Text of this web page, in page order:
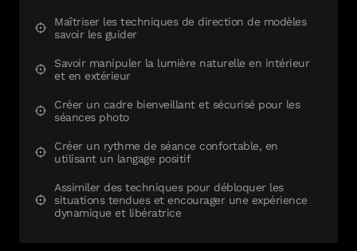
Maîtriser les techniques de direction de modèles
savoir les guider
Savoir manipuler la lumière naturelle en intérieur
et en extérieur
Créer un cadre bienveillant et sécurisé pour les
séances photo
Créer un rythme de séance confortable, en
utilisant un langage positif
Assimiler des techniques pour débloquer les
situations tendues et encourager une expérience
dynamique et libératrice